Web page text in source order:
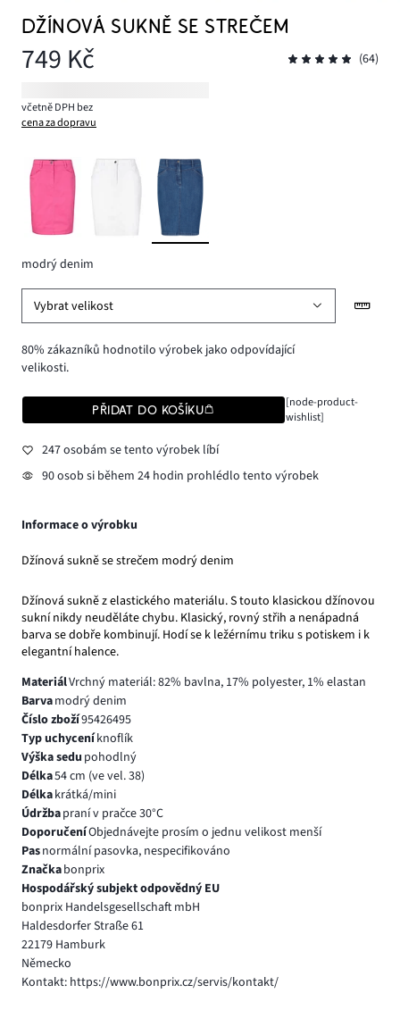
DŽÍNOVÁ SUKNĚ SE STREČEM
749 Kč (64)
včetně DPH bez
cena za dopravu
modrý denim
Vybrat velikost
80% zákazníků hodnotilo výrobek jako odpovídající
velikosti.
PŘIDAT DO KOŠÍKU
[node-product-
wishlist]
247 osobám se tento výrobek líbí
90 osob si během 24 hodin prohlédlo tento výrobek
Informace o výrobku
Džínová sukně se strečem modrý denim
Džínová sukně z elastického materiálu. S touto klasickou džínovou
sukní nikdy neuděláte chybu. Klasický, rovný střih a nenápadná
barva se dobře kombinují. Hodí se k ležérnímu triku s potiskem i k
elegantní halence.
MateriálVrchný materiál: 82% bavlna, 17% polyester, 1% elastan
Barvamodrý denim
Číslo zboží95426495
Typ uchyceníknoflík
Výška sedu pohodlný
Délka54 cm (ve vel. 38)
Délkakrátká/mini
Údržbapraní v pračce 30°C
DoporučeníObjednávejte prosím o jednu velikost menší
Pasnormální pasovka, nespecifikováno
Značkabonprix
Hospodářský subjekt odpovědný EU
bonprix Handelsgesellschaft mbH
Haldesdorfer Straße 61
22179 Hamburk
Německo
Kontakt: https://www.bonprix.cz/servis/kontakt/